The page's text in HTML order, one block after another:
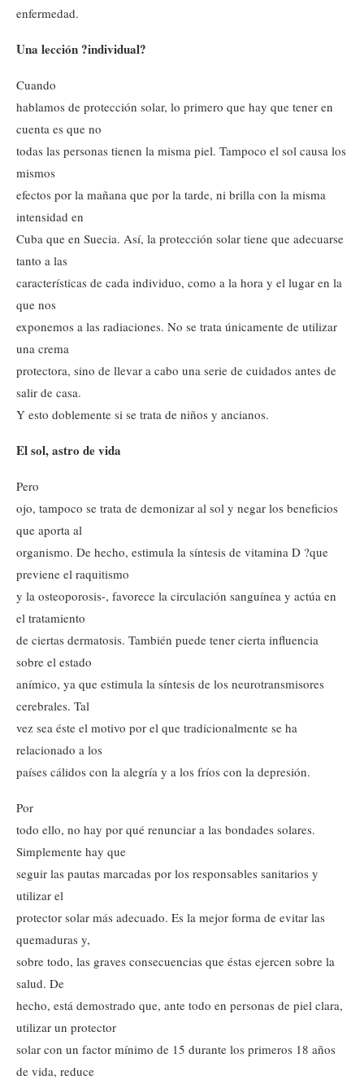
enfermedad.
Una lección ?individual?
Cuando
hablamos de protección solar, lo primero que hay que tener en
cuenta es que no
todas las personas tienen la misma piel. Tampoco el sol causa los
mismos
efectos por la mañana que por la tarde, ni brilla con la misma
intensidad en
Cuba que en Suecia. Así, la protección solar tiene que adecuarse
tanto a las
características de cada individuo, como a la hora y el lugar en la
que nos
exponemos a las radiaciones. No se trata únicamente de utilizar
una crema
protectora, sino de llevar a cabo una serie de cuidados antes de
salir de casa.
Y esto doblemente si se trata de niños y ancianos.
El sol, astro de vida
Pero
ojo, tampoco se trata de demonizar al sol y negar los beneficios
que aporta al
organismo. De hecho, estimula la síntesis de vitamina D ?que
previene el raquitismo
y la osteoporosis-, favorece la circulación sanguínea y actúa en
el tratamiento
de ciertas dermatosis. También puede tener cierta influencia
sobre el estado
anímico, ya que estimula la síntesis de los neurotransmisores
cerebrales. Tal
vez sea éste el motivo por el que tradicionalmente se ha
relacionado a los
países cálidos con la alegría y a los fríos con la depresión.
Por
todo ello, no hay por qué renunciar a las bondades solares.
Simplemente hay que
seguir las pautas marcadas por los responsables sanitarios y
utilizar el
protector solar más adecuado. Es la mejor forma de evitar las
quemaduras y,
sobre todo, las graves consecuencias que éstas ejercen sobre la
salud. De
hecho, está demostrado que, ante todo en personas de piel clara,
utilizar un protector
solar con un factor mínimo de 15 durante los primeros 18 años
de vida, reduce